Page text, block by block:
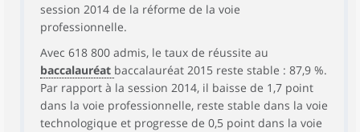
session 2014 de la réforme de la voie
professionnelle.
Avec 618 800 admis, le taux de réussite au
baccalauréat baccalauréat 2015 reste stable : 87,9 %.
Par rapport à la session 2014, il baisse de 1,7 point
dans la voie professionnelle, reste stable dans la voie
technologique et progresse de 0,5 point dans la voie